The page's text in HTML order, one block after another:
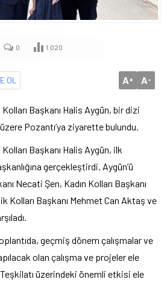
0 1.020
OL A+ A-
Başkanı Halis Aygün, bir dizi
Pozantı’ya ziyarette bulundu.
Başkanı Halis Aygün, ilk
gerçekleştirdi. Aygün’ü
Necati Şen, Kadın Kolları Başkanı
Kolları Başkanı Mehmet Can Aktaş ve
geçmiş dönem çalışmalar ve
olan çalışma ve projeler ele
Teşkilatı üzerindeki önemli etkisi ele